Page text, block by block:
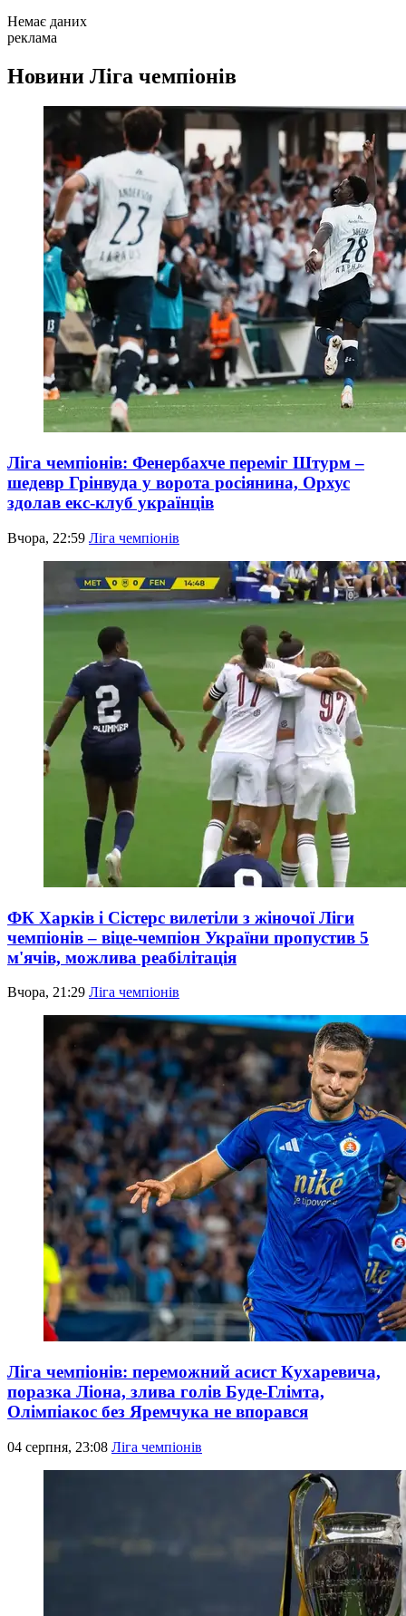
Немає даних
реклама
Новини Ліга чемпіонів
Ліга чемпіонів: Фенербахче переміг Штурм –
шедевр Грінвуда у ворота росіянина, Орхус
здолав екс-клуб українців
Вчора, 22:59 Ліга чемпіонів
ФК Харків і Сістерс вилетіли з жіночої Ліги
чемпіонів – віце-чемпіон України пропустив 5
м'ячів, можлива реабілітація
Вчора, 21:29 Ліга чемпіонів
Ліга чемпіонів: переможний асист Кухаревича,
поразка Ліона, злива голів Буде-Глімта,
Олімпіакос без Яремчука не впорався
04 серпня, 23:08 Ліга чемпіонів